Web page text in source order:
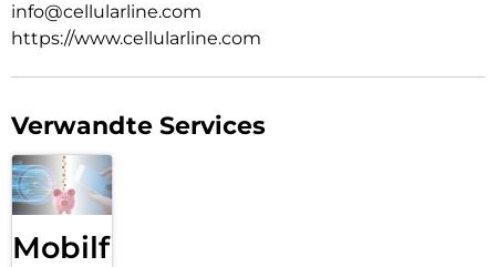
info@cellularline.com
https://www.cellularline.com
Verwandte Services
Mobilfunk